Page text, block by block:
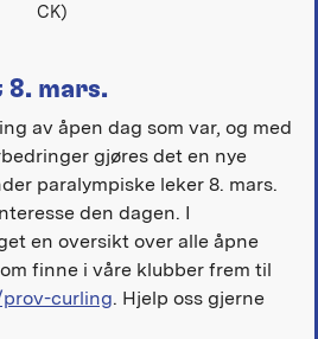
CK)
8. mars.
av åpen dag som var, og med
gjøres det en nye
paralympiske leker 8. mars.
den dagen. I
en oversikt over alle åpne
finne i våre klubber frem til
curling. Hjelp oss gjerne